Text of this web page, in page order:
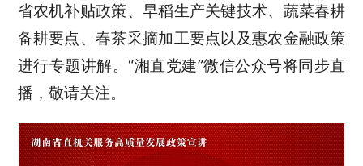
省农机补贴政策、早稻生产关键技术、蔬菜春耕
备耕要点、春茶采摘加工要点以及惠农金融政策
进行专题讲解。“湘直党建”微信公众号将同步直
播，敬请关注。